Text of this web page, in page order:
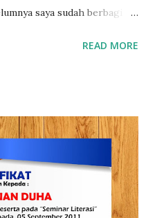
saya sudah berbagi 3
akan berbagi 30+
membuat proposal dan
isinya secara
desain covernya,
yang sangat krusial untuk
dan makalah yang
READ MORE